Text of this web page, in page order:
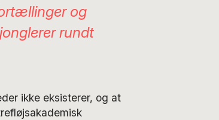
og
rundt
ikke eksisterer, og at